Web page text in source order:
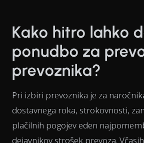
Kako hitro lahko
ponudbo za
prevoznika?
Pri izbiri prevoznika je za
dostavnega roka, strokovnosti,
plačilnih pogojev eden
dejavnikov strošek prevoza.